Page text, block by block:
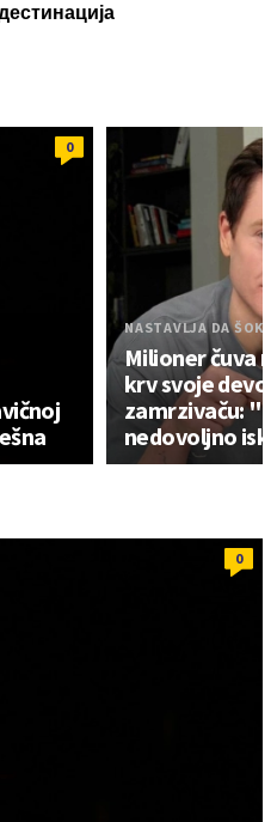
0
NASTAVLJA DA
Milioner čuva
krv svoje
zamrzivaču:
nedovoljno
0